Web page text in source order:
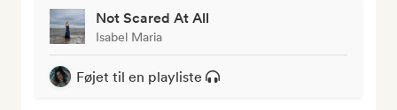
Not Scared At All
Isabel Maria
Føjet til en playliste